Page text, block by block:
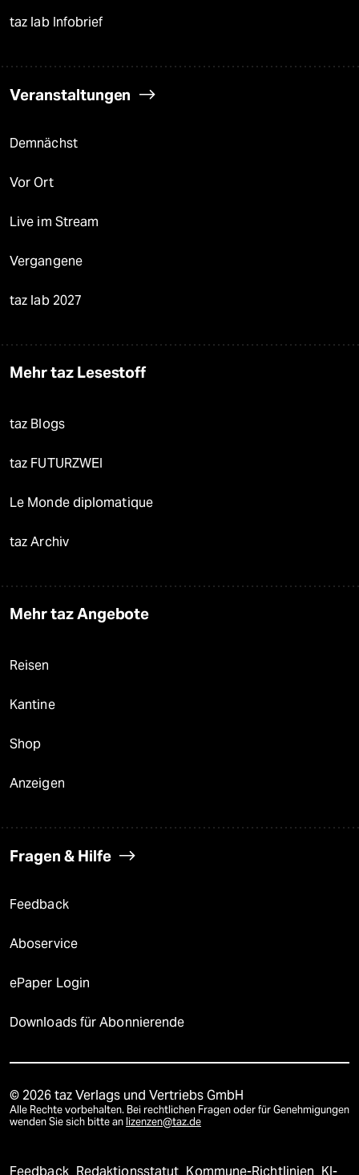
taz lab Infobrief
Veranstaltungen
Demnächst
Vor Ort
Live im Stream
Vergangene
taz lab 2027
Mehr taz Lesestoff
taz Blogs
taz FUTURZWEI
Le Monde diplomatique
taz Archiv
Mehr taz Angebote
Reisen
Kantine
Shop
Anzeigen
Fragen & Hilfe
Feedback
Aboservice
ePaper Login
Downloads für Abonnierende
© 2026 taz Verlags und Vertriebs GmbH
Alle Rechte vorbehalten. Bei rechtlichen Fragen oder für Genehmigungen
wenden Sie sich bitte an lizenzen@taz.de
Feedback Redaktionsstatut Kommune-Richtlinien KI-